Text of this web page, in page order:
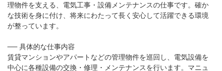
理物件を支える、電気工事・設備メンテナンスの仕事です。確か
な技術を身に付け、将来にわたって長く安心して活躍できる環境
が整っています。
── 具体的な仕事内容
賃貸マンションやアパートなどの管理物件を巡回し、電気設備を
中心に各種設備の交換・修理・メンテナンスを行います。マニュ